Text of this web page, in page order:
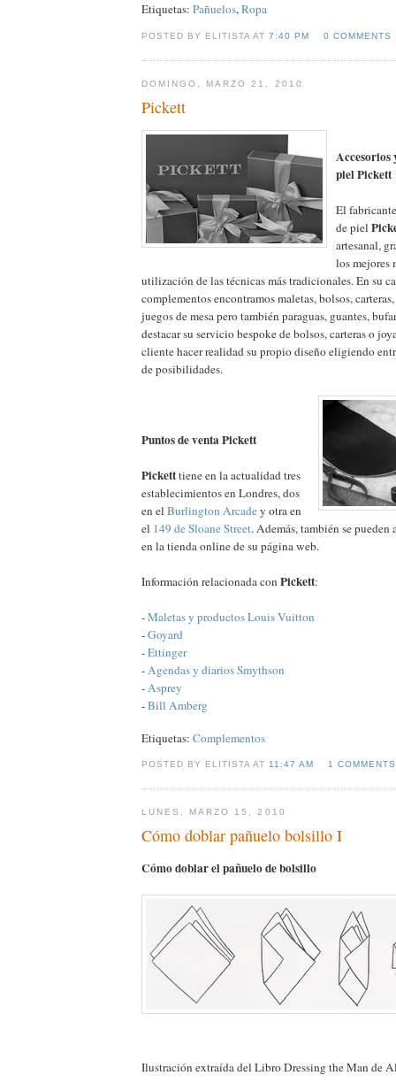
Etiquetas: Pañuelos,Ropa
POSTED BY ELITISTA AT7:40 PM 0 COMMENTS
DOMINGO, MARZO 21, 2010
Pickett
Accesorios
piel Pickett
El
de piel
artesanal,
los mejores
utilización de las técnicas más tradicionales. En su
complementos encontramos maletas, bolsos,
juegos de mesa pero también paraguas, guantes,
destacar su servicio bespoke de bolsos, carteras o
cliente hacer realidad su propio diseño eligiendo
de posibilidades.
Puntos de venta Pickett
Picketttiene en la actualidad tres
establecimientos en Londres, dos
en el Burlington Arcadey otra en
el 149 de Sloane Street. Además, también se
en la tienda online de su página web.
Información relacionada con Pickett:
-Maletas y productos Louis Vuitton
-Goyard
-Ettinger
-Agendas y diarios Smythson
-Asprey
-Bill Amberg
Etiquetas: Complementos
POSTED BY ELITISTA AT11:47 AM 1 COMMENTS
LUNES, MARZO 15, 2010
Cómo doblar pañuelo bolsillo I
Cómo doblar el pañuelo de bolsillo
Ilustración extraída del Libro Dressing the Man de